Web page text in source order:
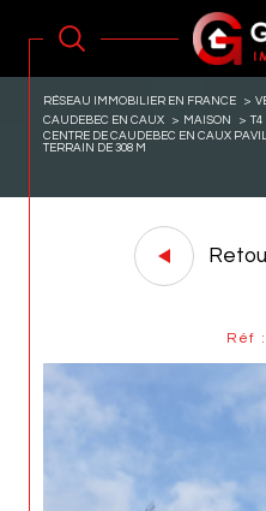
RÉSEAU IMMOBILIER EN FRANCE
CAUDEBEC EN CAUX
MAISON
T4
CENTRE DE CAUDEBEC EN CAUX
TERRAIN DE 308 M
Réf